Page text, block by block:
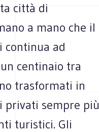
città di
a mano che il
continua ad
centinaio tra
trasformati in
privati sempre più
turistici. Gli